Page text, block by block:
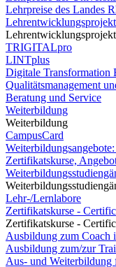
Lehrpreise des Landes
TRIGITALpro
LINTplus
Digitale Transformation
Qualitätsmanagement
Beratung und Service
Weiterbildung
Weiterbildung
CampusCard
Zertifikatskurse,
Lehr-/Lernlabore
Zertifikatskurse -
Zertifikatskurse -
Ausbildung zum Coach
Ausbildung zum/zur
Aus- und Weiterbildung